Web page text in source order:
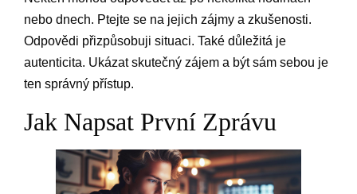
nebo dnech. Ptejte se na jejich zájmy a zkušenosti.
Odpovědi přizpůsobuji situaci. Také důležitá je
autenticita. Ukázat skutečný zájem a být sám sebou je
ten správný přístup.
Jak Napsat První Zprávu